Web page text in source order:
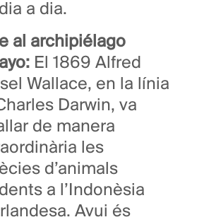
a dia.
al archipiélago
El 1869 Alfred
Wallace, en la línia
Darwin, va
de manera
les
d’animals
a l’Indonèsia
Avui és